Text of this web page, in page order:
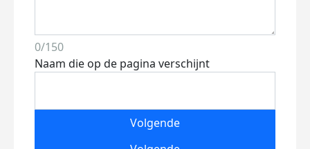
0/150
Naam die op de pagina verschijnt
Volgende